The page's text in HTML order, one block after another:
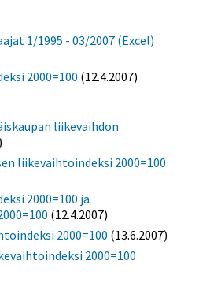
1/1995 - 03/2007 (Excel)
2000=100 (12.4.2007)
liikevaihdon
liikevaihtoindeksi 2000=100
2000=100 ja
(12.4.2007)
2000=100 (13.6.2007)
2000=100